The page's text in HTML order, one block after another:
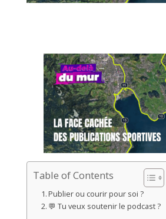
Table of Contents
Publier ou courir pour soi ?
💬 Tu veux soutenir le podcast ?